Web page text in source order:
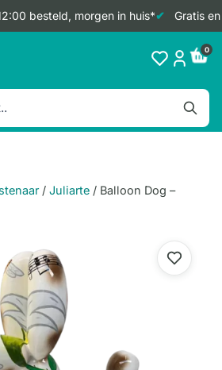
besteld, morgen in huis* Gratis
0
/ Juliarte / Balloon Dog –